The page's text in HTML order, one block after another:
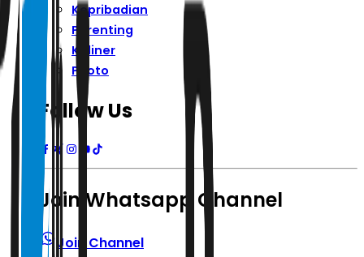
Kepribadian
Parenting
Kuliner
Photo
Follow Us
Join Whatsapp Channel
Join Channel